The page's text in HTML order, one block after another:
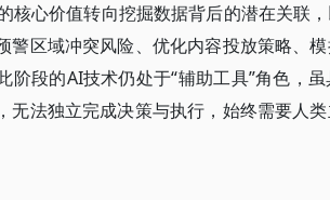
核心价值转向挖掘数据背后的潜在关联
警区域冲突风险、优化内容投放策略、
阶段的AI技术仍处于“辅助工具”角色，
无法独立完成决策与执行，始终需要人